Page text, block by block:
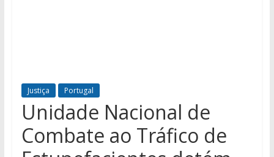
Justiça Portugal
Unidade Nacional de
Combate ao Tráfico de